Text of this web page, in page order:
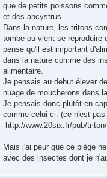
g
e
que de petits poissons
et des ancystrus.
Dans la nature, les tritons
tombe ou vient se reproduire
pense qu'il est important
dans la nature comme des
alimentaire.
Je pensais au debut élever
nuage de moucherons dans
Je pensais donc plutôt en
comme celui ci. (ce n'est
-http://www.20six.fr/pub/
Mais j'ai peur que ce piège
avec des insectes dont je